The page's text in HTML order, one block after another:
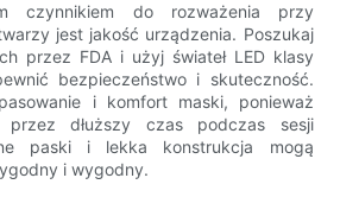
czynnikiem do rozważenia przy
jest jakość urządzenia. Poszukaj
przez FDA i użyj świateł LED klasy
bezpieczeństwo i skuteczność.
i komfort maski, ponieważ
dłuższy czas podczas sesji
paski i lekka konstrukcja mogą
i wygodny.